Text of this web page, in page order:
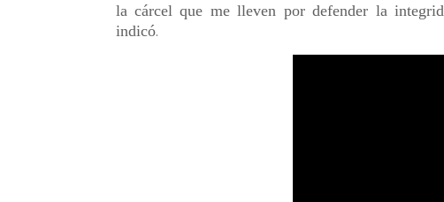
la cárcel que me lleven por defender la
indicó.